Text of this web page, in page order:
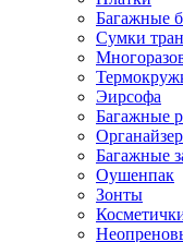
Багажные
Сумки
Эирсофа
Багажные
Багажные
Оушенпак
Зонты